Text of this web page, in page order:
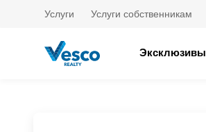
Услуги Услуги собственникам
Эксклюзивы